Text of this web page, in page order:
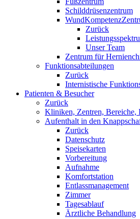
Schilddrüsenzentrum
Zurück
Unser Team
Zentrum für
Funktionsabteilungen
Zurück
Internistische
Patienten & Besucher
Zurück
Kliniken, Zentren, Bereiche,
Aufenthalt in den
Zurück
Datenschutz
Speisekarten
Vorbereitung
Aufnahme
Komfortstation
Entlassmanagement
Zimmer
Tagesablauf
Ärztliche Behandlung